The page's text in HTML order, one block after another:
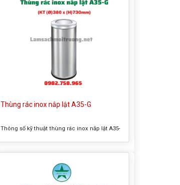
Thùng rác inox nắp lật A35-G
Thông số kỹ thuật thùng rác inox nắp lật A35-
Chất liệu : inox – Có giỏ đựng rác bên trong
Thông tin sản phẩm thùng rác...